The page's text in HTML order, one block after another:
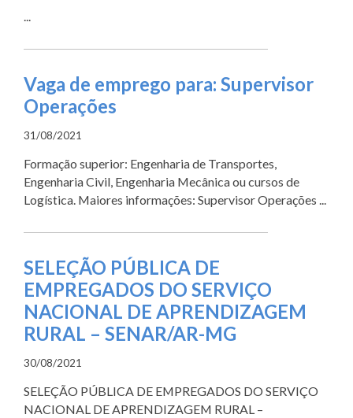
...
Vaga de emprego para: Supervisor
Operações
31/08/2021
Formação superior: Engenharia de Transportes,
Engenharia Civil, Engenharia Mecânica ou cursos de
Logística. Maiores informações: Supervisor Operações ...
SELEÇÃO PÚBLICA DE
EMPREGADOS DO SERVIÇO
NACIONAL DE APRENDIZAGEM
RURAL – SENAR/AR-MG
30/08/2021
SELEÇÃO PÚBLICA DE EMPREGADOS DO SERVIÇO
NACIONAL DE APRENDIZAGEM RURAL –